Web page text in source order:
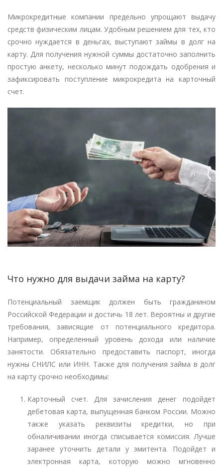
Микрокредитные компании предельно упрощают выдачу
средств физическим лицам. Удобным решением для тех, кто
срочно нуждается в деньгах, выступают займы в долг на
карту. Для получения нужной суммы достаточно заполнить
простую анкету, несколько минут подождать одобрения и
зафиксировать поступление микрокредита на карточный
счет.
Что нужно для выдачи займа на карту?
Потенциальный заемщик должен быть гражданином
Российской Федерации и достичь 18 лет. Вероятны и другие
требования, зависящие от потенциального кредитора.
Например, определенный уровень дохода или наличие
занятости. Обязательно предоставить паспорт, иногда
нужны СНИЛС или ИНН. Также для получения займа в долг
на карту срочно необходимы:
Карточный счет. Для зачисления денег подойдет
дебетовая карта, выпущенная банком России. Можно
также указать реквизиты кредитки, но при
обналичивании иногда списывается комиссия. Лучше
заранее уточнить детали у эмитента. Подойдет и
электронная карта, которую можно мгновенно